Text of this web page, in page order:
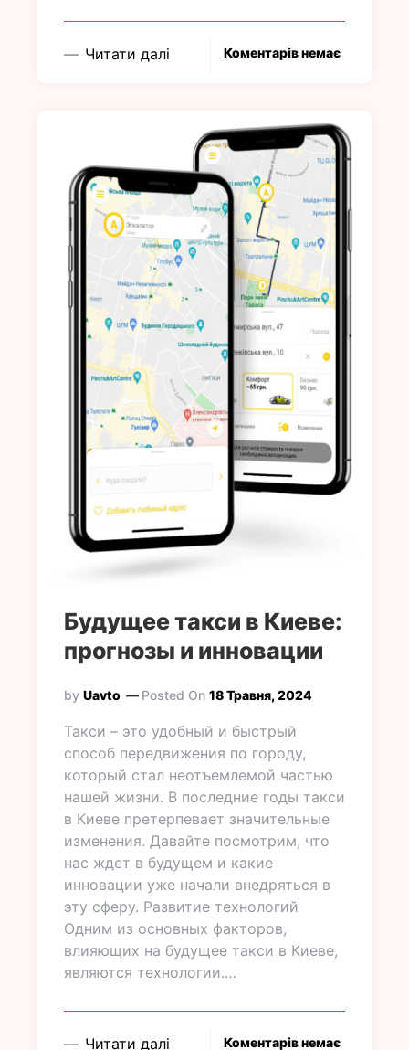
Читати далі Коментарів немає
Будущее такси в Киеве:
прогнозы и инновации
by Uavto Posted On 18 Травня, 2024
Такси – это удобный и быстрый
способ передвижения по городу,
который стал неотъемлемой частью
нашей жизни. В последние годы такси
в Киеве претерпевает значительные
изменения. Давайте посмотрим, что
нас ждет в будущем и какие
инновации уже начали внедряться в
эту сферу. Развитие технологий
Одним из основных факторов,
влияющих на будущее такси в Киеве,
являются технологии.…
Читати далі Коментарів немає